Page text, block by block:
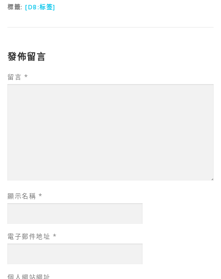
標籤: [DB:标签]
發佈留言
留言 *
顯示名稱 *
電子郵件地址 *
個人網站網址